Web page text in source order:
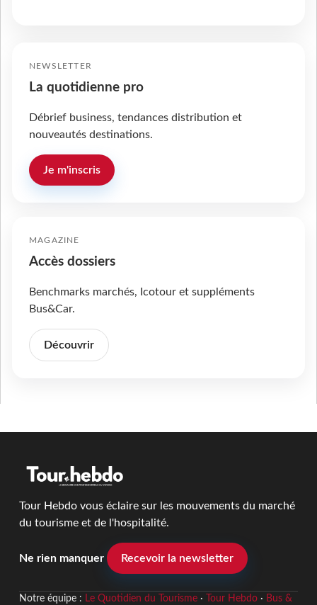
NEWSLETTER
La quotidienne pro
Débrief business, tendances distribution et
nouveautés destinations.
Je m'inscris
MAGAZINE
Accès dossiers
Benchmarks marchés, Icotour et suppléments
Bus&Car.
Découvrir
Tour Hebdo vous éclaire sur les mouvements du marché
du tourisme et de l'hospitalité.
Ne rien manquer Recevoir la newsletter
Notre équipe : Le Quotidien du Tourisme· Tour Hebdo· Bus &